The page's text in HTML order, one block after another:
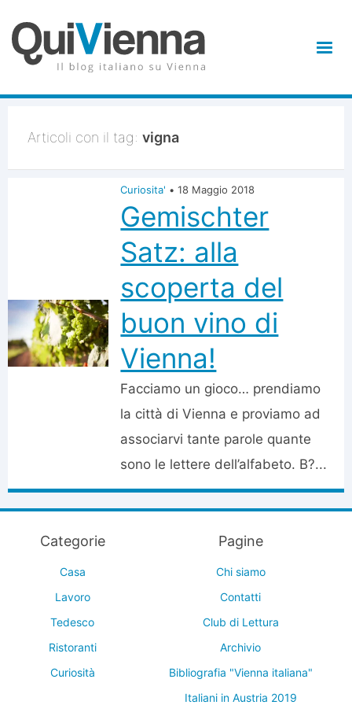
Articoli con il tag: vigna
Curiosita' • 18 Maggio 2018
Gemischter
Satz: alla
scoperta del
buon vino di
Vienna!
Facciamo un gioco… prendiamo
la città di Vienna e proviamo ad
associarvi tante parole quante
sono le lettere dell’alfabeto. B?...
Categorie
Casa
Lavoro
Tedesco
Ristoranti
Curiosità
Pagine
Chi siamo
Contatti
Club di Lettura
Archivio
Bibliografia "Vienna italiana"
Italiani in Austria 2019